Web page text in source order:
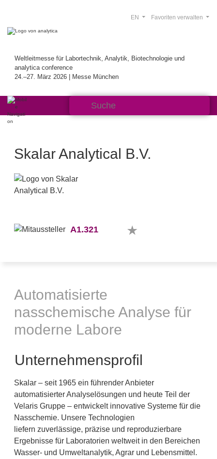
Weltleitmesse für Labortechnik, Analytik, Biotechnologie und
analytica conference
24.–27. März 2026 | Messe München
Favoriten verwalten
EN
Skalar Analytical B.V.
A1.321
Automatisierte
nasschemische Analyse für
moderne Labore
Unternehmensprofil
Skalar – seit 1965 ein führender Anbieter
automatisierter Analyselösungen und heute Teil der
Velaris Gruppe – entwickelt innovative Systeme für die
Nasschemie. Unsere Technologien
liefern zuverlässige, präzise und reproduzierbare
Ergebnisse für Laboratorien weltweit in den Bereichen
Wasser- und Umweltanalytik, Agrar und Lebensmittel.